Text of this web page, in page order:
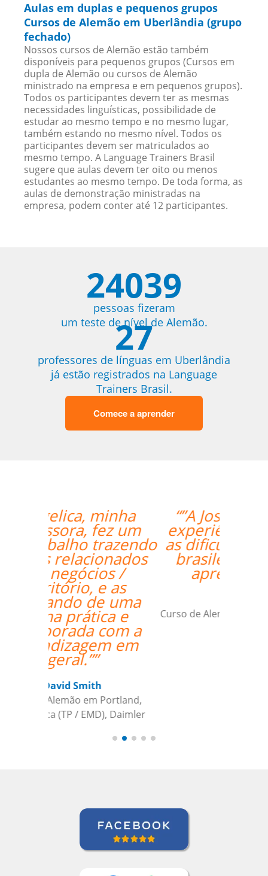
Aulas em duplas e pequenos grupos
Cursos de Alemão em Uberlândia (grupo
fechado)
Nossos cursos de Alemão estão também
disponíveis para pequenos grupos (Cursos em
dupla de Alemão ou cursos de Alemão
ministrado na empresa e em pequenos grupos).
Todos os participantes devem ter as mesmas
necessidades linguísticas, possibilidade de
estudar ao mesmo tempo e no mesmo lugar,
também estando no mesmo nível. Todos os
participantes devem ser matriculados ao
mesmo tempo. A Language Trainers Brasil
sugere que aulas devem ter oito ou menos
estudantes ao mesmo tempo. De toda forma, as
aulas de demonstração ministradas na
empresa, podem conter até 12 participantes.
24039
pessoas fizeram
um teste de nível de Alemão.
27
professores de línguas em Uberlândia
já estão registrados na Language
Trainers Brasil.
Comece a aprender
“”A Josette tem boa
experiência, entende
as dificuldades de um
brasileiro, facilita o
aprendizado.””
Andre B
Curso de Alemão em São Caetano do
Sul